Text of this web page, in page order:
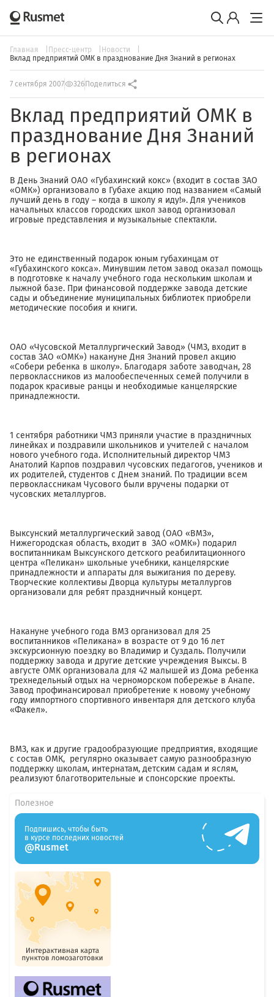
Главная Пресс-центр
Новости
Вклад предприятий ОМК в празднование Дня Знаний в регионах
7 сентября 2007 326 Поделиться
Вклад предприятий ОМК в
празднование Дня Знаний
в регионах
В День Знаний ОАО «Губахинский кокс» (входит в состав ЗАО
«ОМК») организовало в Губахе акцию под названием «Самый
лучший день в году – когда в школу я иду!». Для учеников
начальных классов городских школ завод организовал
игровые представления и музыкальные спектакли.
Это не единственный подарок юным губахинцам от
«Губахинского кокса». Минувшим летом завод оказал помощь
в подготовке к началу учебного года нескольким школам и
лыжной базе. При финансовой поддержке завода детские
сады и объединение муниципальных библиотек приобрели
методические пособия и книги.
ОАО «Чусовской Металлургический Завод» (ЧМЗ, входит в
состав ЗАО «ОМК») накануне Дня Знаний провел акцию
«Собери ребенка в школу». Благодаря заботе заводчан, 28
первоклассников из малообеспеченных семей получили в
подарок красивые ранцы и необходимые канцелярские
принадлежности.
1 сентября работники ЧМЗ приняли участие в праздничных
линейках и поздравили школьников и учителей с началом
нового учебного года. Исполнительный директор ЧМЗ
Анатолий Карпов поздравил чусовских педагогов, учеников и
их родителей, студентов с Днем знаний. По традиции всем
первоклассникам Чусового были вручены подарки от
чусовских металлургов.
Выксунский металлургический завод (ОАО «ВМЗ»,
Нижегородская область, входит в ЗАО «ОМК») подарил
воспитанникам Выксунского детского реабилитационного
центра «Пеликан» школьные учебники, канцелярские
принадлежности и аппараты для выжигания по дереву.
Творческие коллективы Дворца культуры металлургов
организовали для ребят праздничный концерт.
Накануне учебного года ВМЗ организовал для 25
воспитанников «Пеликана» в возрасте от 9 до 16 лет
экскурсионную поездку во Владимир и Суздаль. Получили
поддержку завода и другие детские учреждения Выксы. В
августе ОМК организовала для 42 малышей из Дома ребенка
трехнедельный отдых на черноморском побережье в Анапе.
Завод профинансировал приобретение к новому учебному
году импортного спортивного инвентаря для детского клуба
«Факел».
ВМЗ, как и другие градообразующие предприятия, входящие
с состав ОМК, регулярно оказывает самую разнообразную
поддержку школам, интернатам, детским садам и яслям,
реализуют благотворительные и спонсорские проекты.
Полезное
Подпишись, чтобы быть
в курсе последних новостей
@Rusmet